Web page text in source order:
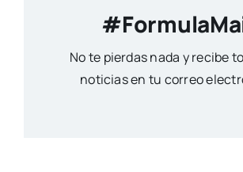
No te pierdas nada y recibe
noticias en tu correo